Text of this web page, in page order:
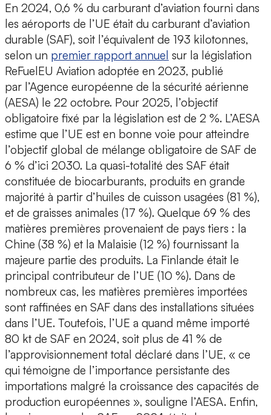
En 2024, 0,6 % du carburant d’aviation fourni dans
les aéroports de l’UE était du carburant d’aviation
durable (SAF), soit l’équivalent de 193 kilotonnes,
selon un premier rapport annuel sur la législation
ReFuelEU Aviation adoptée en 2023, publié
par l’Agence européenne de la sécurité aérienne
(AESA) le 22 octobre. Pour 2025, l’objectif
obligatoire fixé par la législation est de 2 %. L’AESA
estime que l’UE est en bonne voie pour atteindre
l’objectif global de mélange obligatoire de SAF de
6 % d’ici 2030. La quasi-totalité des SAF était
constituée de biocarburants, produits en grande
majorité à partir d’huiles de cuisson usagées (81 %),
et de graisses animales (17 %). Quelque 69 % des
matières premières provenaient de pays tiers : la
Chine (38 %) et la Malaisie (12 %) fournissant la
majeure partie des produits. La Finlande était le
principal contributeur de l’UE (10 %). Dans de
nombreux cas, les matières premières importées
sont raffinées en SAF dans des installations situées
dans l’UE. Toutefois, l’UE a quand même importé
80 kt de SAF en 2024, soit plus de 41 % de
l’approvisionnement total déclaré dans l’UE, « ce
qui témoigne de l’importance persistante des
importations malgré la croissance des capacités de
production européennes », souligne l’AESA. Enfin,